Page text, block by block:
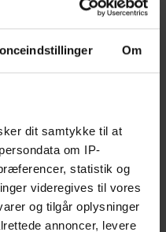
Om
dit samtykke til at
om IP-
statistik og
videregives til vores
og tilgår oplysninger
annoncer, levere
Gratis wifi
Fodbold